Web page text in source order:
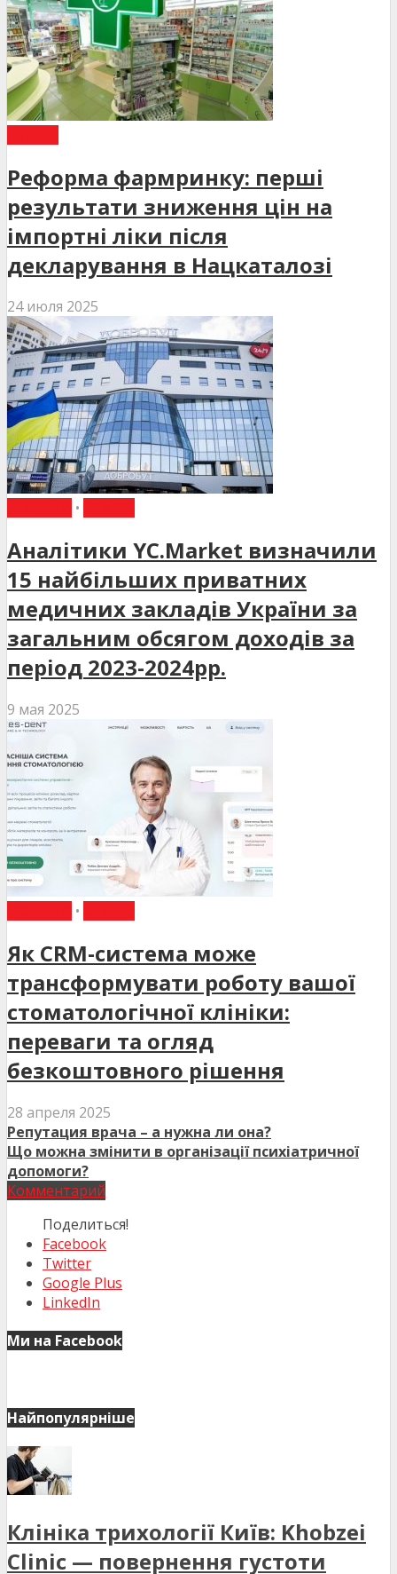
Реформа фармринку: перші
результати зниження цін на
імпортні ліки після
декларування в Нацкаталозі
24 июля 2025
•
Аналітики YC.Market визначили
15 найбільших приватних
медичних закладів України за
загальним обсягом доходів за
період 2023-2024рр.
9 мая 2025
•
Як CRM-система може
трансформувати роботу вашої
стоматологічної клініки:
переваги та огляд
безкоштовного рішення
28 апреля 2025
Репутация врача – а нужна ли она?
Що можна змінити в організації психіатричної
допомоги?
Комментарий
Поделиться!
Facebook
Twitter
Google Plus
LinkedIn
Ми на Facebook
Найпопулярніше
Клініка трихології Київ: Khobzei
Clinic — повернення густоти